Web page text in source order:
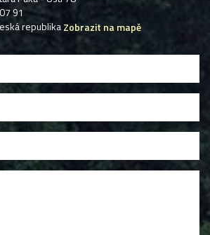
91
republikaZobrazit na mapě